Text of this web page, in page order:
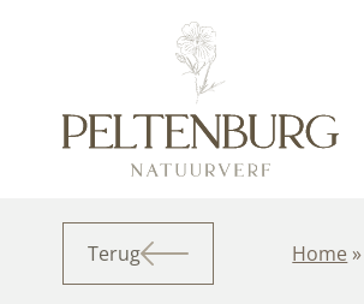
Terug Home »